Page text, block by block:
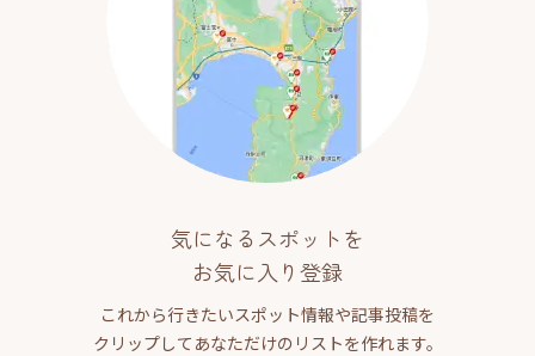
気になるスポットを
お気に入り登録
これから行きたいスポット情報や記事投稿を
クリップしてあなただけのリストを作れます。